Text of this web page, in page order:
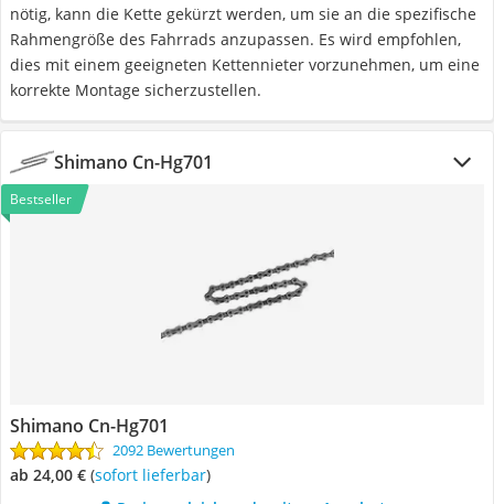
nötig, kann die Kette gekürzt werden, um sie an die spezifische
Rahmengröße des Fahrrads anzupassen. Es wird empfohlen,
dies mit einem geeigneten Kettennieter vorzunehmen, um eine
korrekte Montage sicherzustellen.
Shimano Cn-Hg701
Bestseller
Shimano Cn-Hg701
2092 Bewertungen
ab 24,00 € ( Sofort lieferbar)